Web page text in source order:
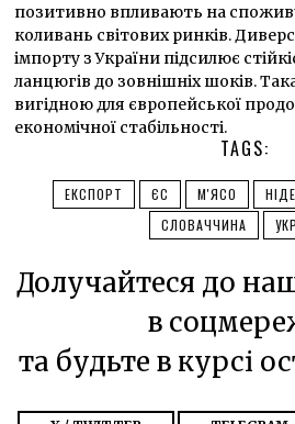
позитивно впливають на
коливань світових ринків.
імпорту з України підсилює
ланцюгів до зовнішніх шоків.
вигідною для європейської
економічної стабільності.
TAGS:
ЕКСПОРТ ЄС М'ЯСО
СЛОВАЧЧИНА
Долучайтеся до
в
та будьте в курсі